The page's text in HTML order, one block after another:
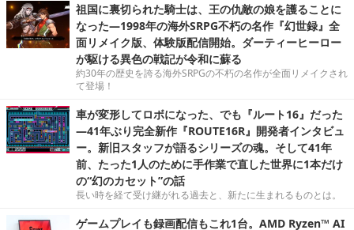
祖国に裏切られた騎士は、王の仇敵の娘を護ることに
なった―1998年の海外SRPG不朽の名作『幻世録』全
面リメイク版、体験版配信開始。ダーティーヒーロー
が駆ける異色の戦記が令和に蘇る
約30年の歴史を誇る海外SRPGの不朽の名作が全面リメイクされ
て登場！
車が変形してロボになった、でも『ルート16』だった
―41年ぶり完全新作『ROUTE16R』開発者インタビュ
ー。新旧スタッフが語るシリーズの魂。そして41年
前、たった1人のために手作業で直した世界に1本だけ
の“幻のカセット”の話
長い時を経て受け継がれる過去と、新たに生まれるものとは。
ゲームプレイも録画配信もこれ1台。AMD Ryzen™ AI